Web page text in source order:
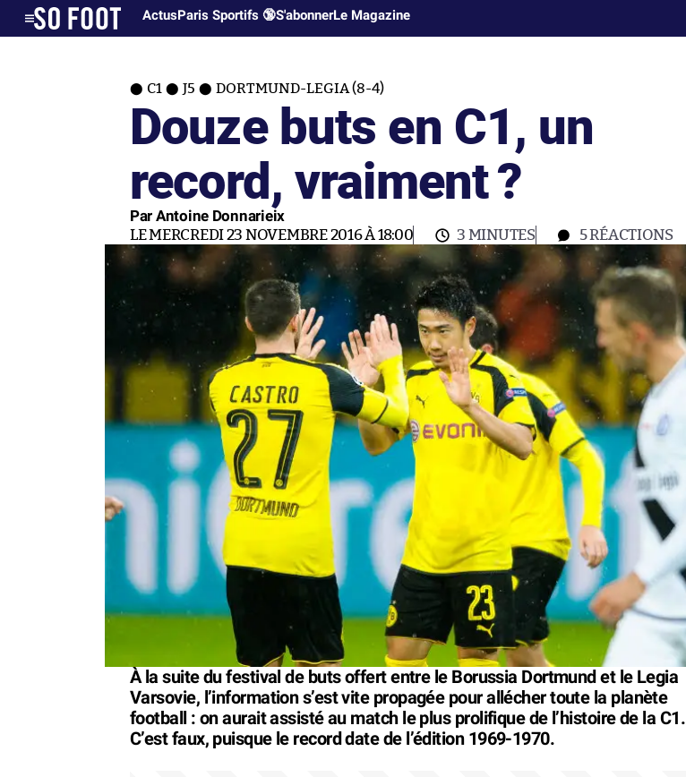
ActusParis Sportifs 🔞S'abonnerLe Magazine
C1 J5 DORTMUND-LEGIA (8-4)
Douze buts en C1, un
record, vraiment ?
Par Antoine Donnarieix
LE MERCREDI 23 NOVEMBRE 2016 À 18:00 3 MINUTES 5RÉACTIONS
À la suite du festival de buts offert entre le Borussia Dortmund et le Legia
Varsovie, l’information s’est vite propagée pour allécher toute la planète
football : on aurait assisté au match le plus prolifique de l’histoire de la C1.
C’est faux, puisque le record date de l’édition 1969-1970.